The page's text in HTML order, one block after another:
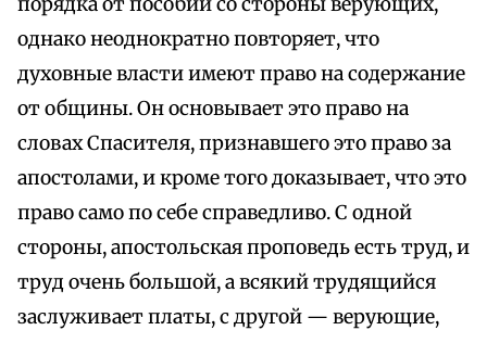
однако неоднократно повторяет, что
духовные власти имеют право на содержание
от общины. Он основывает это право на
словах Спасителя, признавшего это право за
апостолами, и кроме того доказывает, что это
право само по себе справедливо. С одной
стороны, апостольская проповедь есть труд, и
труд очень большой, а всякий трудящийся
заслуживает платы, с другой — верующие,